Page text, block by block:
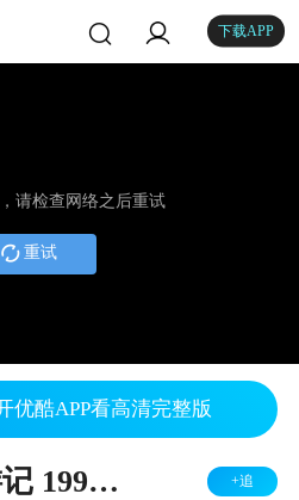
下载APP
请检查网络之后重试
重试
优酷APP看高清完整版
西游记 1998版 +追